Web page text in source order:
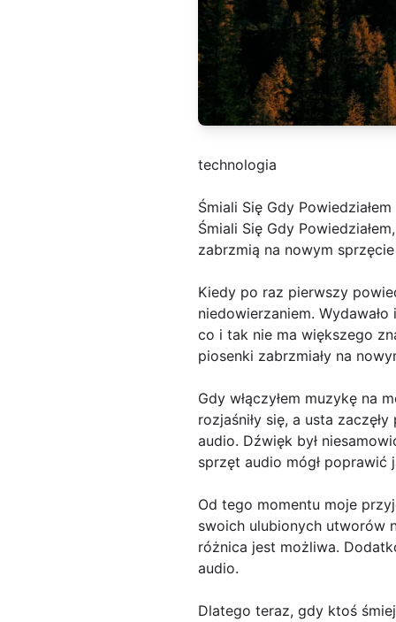
technologia
Śmiali Się Gdy
Śmiali Się Gdy
zabrzmią na nowym
Kiedy po raz pierwszy
niedowierzaniem.
co i tak nie ma większego
piosenki zabrzmiały na
Gdy włączyłem muzykę na
rozjaśniły się, a usta
audio. Dźwięk był
sprzęt audio mógł poprawić
Od tego momentu moje
swoich ulubionych utworów
różnica jest możliwa.
audio.
Dlatego teraz, gdy ktoś